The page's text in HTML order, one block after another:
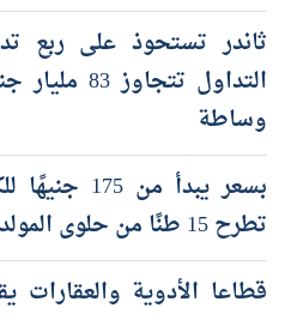
ثاندر تستحوذ على ربع
وساطة
بسعر يبدأ
تطرح 15 طنًا من حلوى المولد
قطاعا الأدوية والعقارات